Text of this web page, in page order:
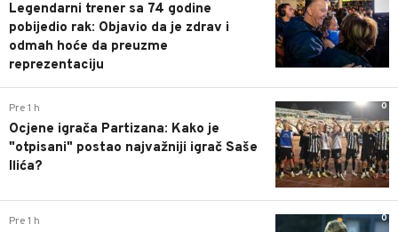
Legendarni trener sa 74 godine
pobijedio rak: Objavio da je zdrav i
odmah hoće da preuzme
reprezentaciju
0
Pre 1 h
Ocjene igrača Partizana: Kako je
"otpisani" postao najvažniji igrač Saše
Ilića?
0
Pre 1 h